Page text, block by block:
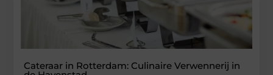
Cateraar in Rotterdam: Culinaire Verwennerij in